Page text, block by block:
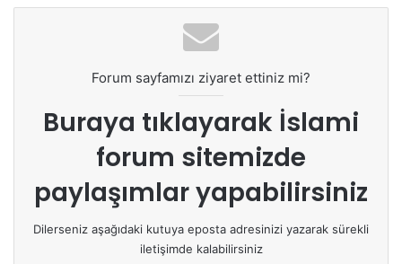
Forum sayfamızı ziyaret ettiniz mi?
Buraya tıklayarak İslami
forum sitemizde
paylaşımlar yapabilirsiniz
Dilerseniz aşağıdaki kutuya eposta adresinizi yazarak sürekli
iletişimde kalabilirsiniz